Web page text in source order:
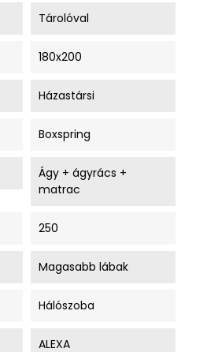
Tárolóval
180x200
Házastársi
Boxspring
Ágy + ágyrács +
matrac
250
Magasabb lábak
Hálószoba
ALEXA